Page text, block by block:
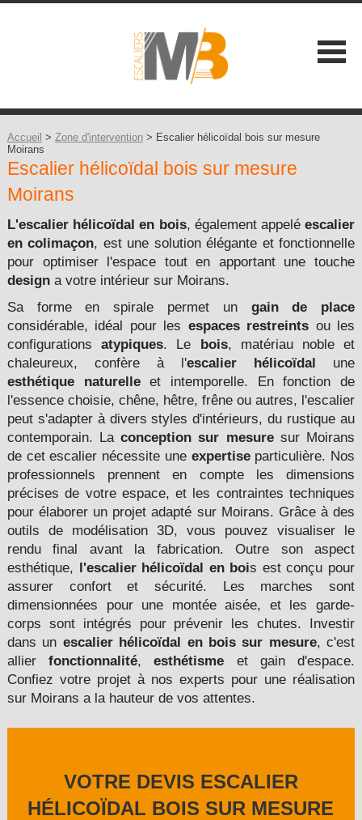
NOS ATOUTS
NOS GAMMES
Les Contemporains +
Les Balustrades +
Les Extérieures
Les Design +
CONTACT
Accueil > Zone d'intervention> Escalier hélicoïdal bois sur mesure
Moirans
Escalier hélicoïdal bois sur mesure
Moirans
L'escalier hélicoïdal en bois, également appeléescalier
en colimaçon, est une solution élégante et fonctionnelle
pour optimiser l'espace tout en apportant une touche
design a votre intérieur sur Moirans.
Sa forme en spirale permet un gain de place
considérable, idéal pour les espaces restreints ou les
configurationsatypiques. Le bois, matériau noble et
chaleureux, confère à l'escalier hélicoïdal une
esthétique naturelleet intemporelle. En fonction de
l'essence choisie, chêne, hêtre, frêne ou autres, l'escalier
peut s'adapter à divers styles d'intérieurs, du rustique au
contemporain. Laconception sur mesuresur Moirans
de cet escalier nécessite une expertise particulière. Nos
professionnels prennent en compte les dimensions
précises de votre espace, et les contraintes techniques
pour élaborer un projet adapté sur Moirans. Grâce à des
outils de modélisation 3D, vous pouvez visualiser le
rendu final avant la fabrication. Outre son aspect
esthétique, l'escalier hélicoïdal en bois est conçu pour
assurer confort et sécurité. Les marches sont
dimensionnées pour une montée aisée, et les garde-
corps sont intégrés pour prévenir les chutes. Investir
dans un escalier hélicoïdal en bois sur mesure, c'est
allierfonctionnalité,esthétisme et gain d'espace.
Confiez votre projet à nos experts pour une réalisation
sur Moirans a la hauteur de vos attentes.
VOTRE DEVIS ESCALIER
HÉLICOÏDAL BOIS SUR MESURE